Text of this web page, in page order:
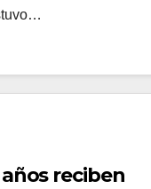
reciben